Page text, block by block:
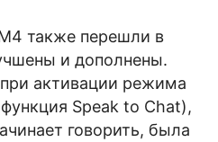
также перешли в
и дополнены.
активации режима
Speak to Chat),
говорить, была